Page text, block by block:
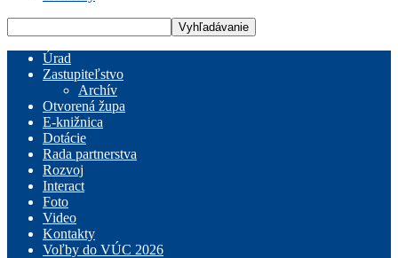
Úrad
Zastupiteľstvo
Archív
Otvorená župa
E-knižnica
Dotácie
Rada partnerstva
Rozvoj
Interact
Foto
Video
Kontakty
Voľby do VÚC 2026